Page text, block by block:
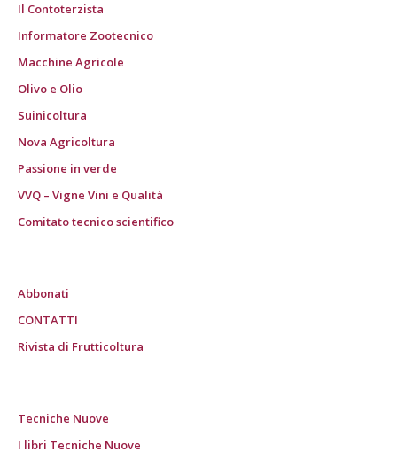
Il Contoterzista
Informatore Zootecnico
Macchine Agricole
Olivo e Olio
Suinicoltura
Nova Agricoltura
Passione in verde
VVQ – Vigne Vini e Qualità
Comitato tecnico scientifico
Abbonati
CONTATTI
Rivista di Frutticoltura
Tecniche Nuove
I libri Tecniche Nuove